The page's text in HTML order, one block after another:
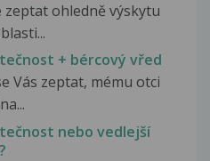
zeptat ohledně výskytu
+ bércový vřed
Vás zeptat, mému otci
nebo vedlejší